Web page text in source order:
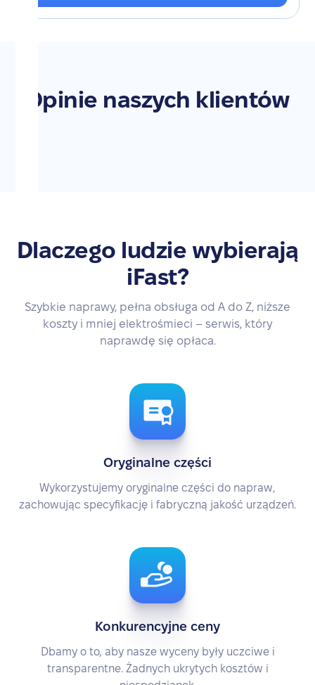
Opinie naszych klientów
Dlaczego ludzie wybierają
iFast?
Szybkie naprawy, pełna obsługa od A do Z, niższe
koszty i mniej elektrośmieci – serwis, który
naprawdę się opłaca.
Oryginalne części
Wykorzystujemy oryginalne części do napraw,
zachowując specyfikację i fabryczną jakość urządzeń.
Konkurencyjne ceny
Dbamy o to, aby nasze wyceny były uczciwe i
transparentne. Żadnych ukrytych kosztów i